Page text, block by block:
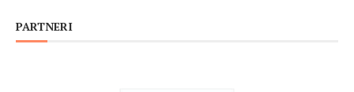
PARTNERI